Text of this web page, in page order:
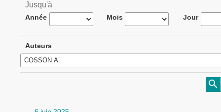
Jusqu'à
Année Mois Jour
Auteurs